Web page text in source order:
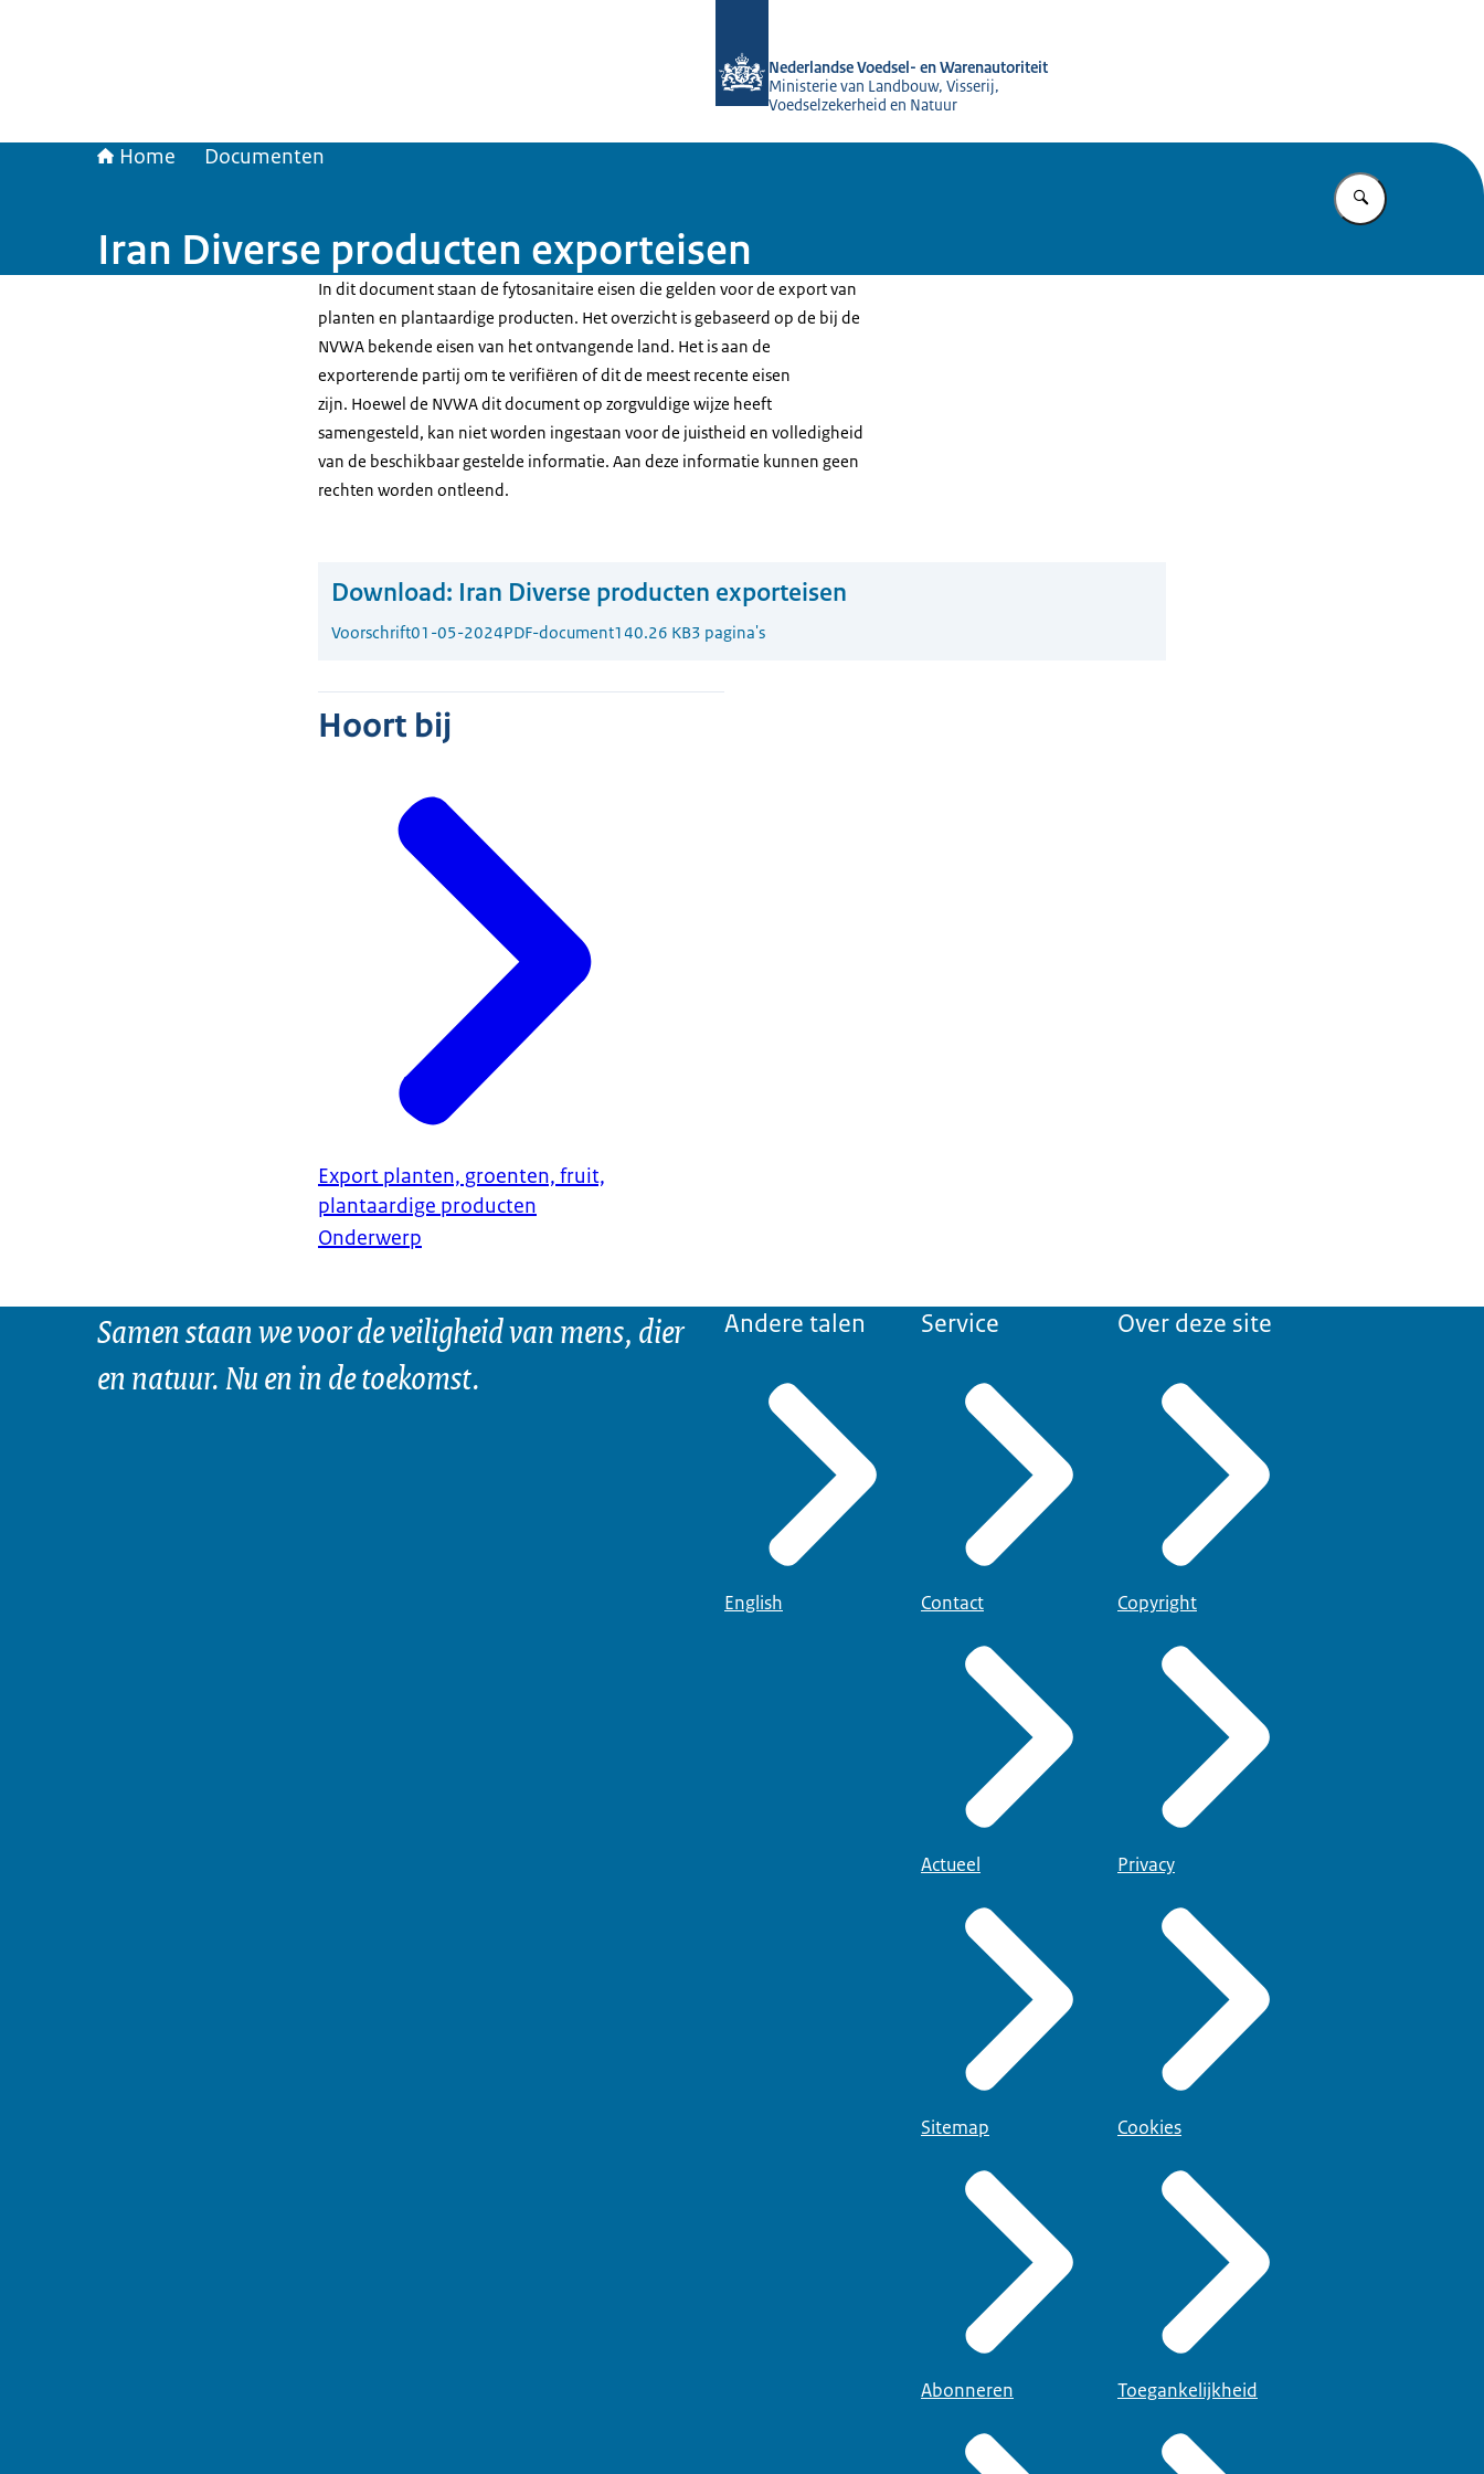
Nederlandse Voedsel- en Warenautoriteit
Ministerie van Landbouw, Visserij,
Voedselzekerheid en Natuur
Home Documenten
Vul in wat u
Iran Diverse producten exporteisen
In dit document staan de fytosanitaire eisen die gelden voor de export van
planten en plantaardige producten. Het overzicht is gebaseerd op de bij de
NVWA bekende eisen van het ontvangende land. Het is aan de
exporterende partij om te verifiëren of dit de meest recente eisen
zijn. Hoewel de NVWA dit document op zorgvuldige wijze heeft
samengesteld, kan niet worden ingestaan voor de juistheid en volledigheid
van de beschikbaar gestelde informatie. Aan deze informatie kunnen geen
rechten worden ontleend.
Download: Iran Diverse producten exporteisen
Voorschrift01-05-2024PDF-document140.26 KB3 pagina's
Hoort bij
Export planten, groenten, fruit,
plantaardige producten
Onderwerp
Samen staan we voor de veiligheid van mens, dier
en natuur. Nu en in de toekomst.
Andere talen
English
Service
Contact
Actueel
Sitemap
Abonneren
Over deze site
Copyright
Privacy
Cookies
Toegankelijkheid